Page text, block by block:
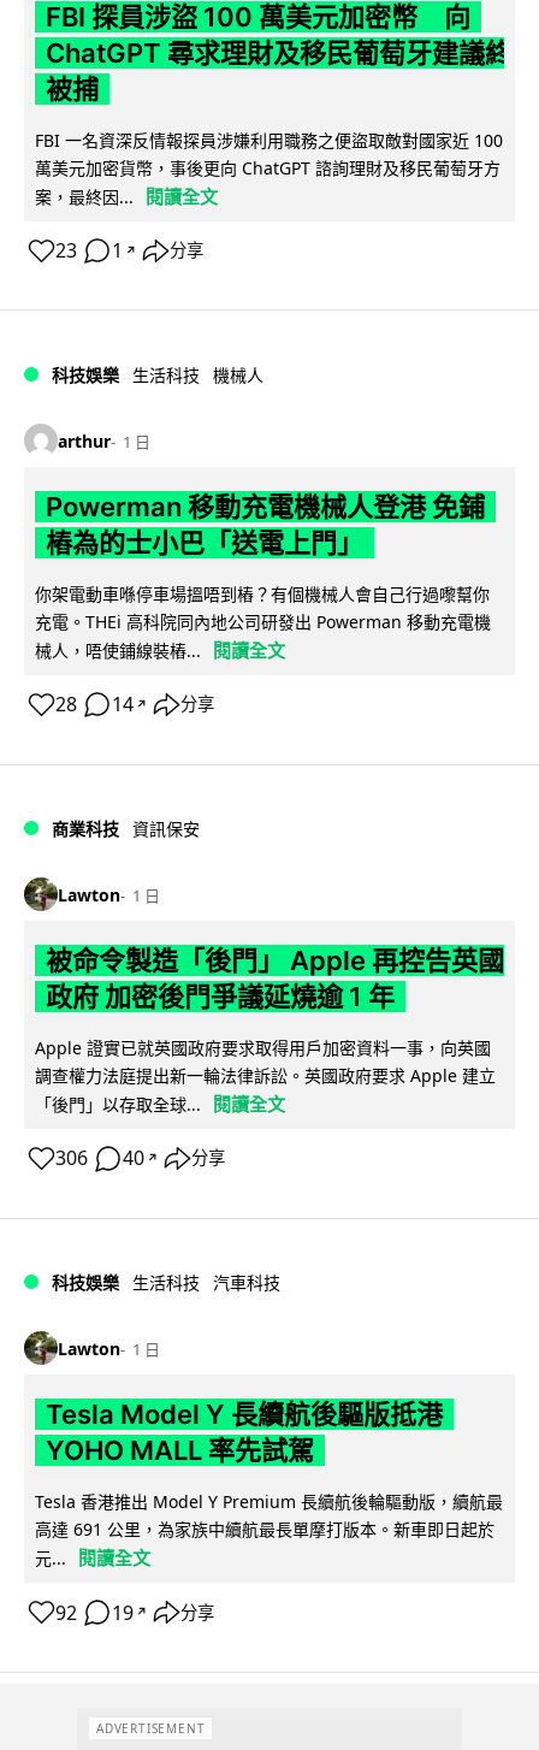
FBI 探員涉盜 100 萬美元加密幣 向
ChatGPT 尋求理財及移民葡萄牙建議終
被捕
FBI 一名資深反情報探員涉嫌利用職務之便盜取敵對國家近 100
萬美元加密貨幣，事後更向 ChatGPT 諮詢理財及移民葡萄牙方
案，最終因...
閱讀全文
23 1 ↗ 分享
科技娛樂 生活科技 機械人
arthur 1 日
Powerman 移動充電機械人登港 免鋪
樁為的士小巴「送電上門」
你架電動車喺停車場搵唔到樁？有個機械人會自己行過嚟幫你
充電。THEi 高科院同內地公司研發出 Powerman 移動充電機
械人，唔使鋪線裝樁...
閱讀全文
28 14 ↗ 分享
商業科技 資訊保安
Lawton 1 日
被命令製造「後門」 Apple 再控告英國
政府 加密後門爭議延燒逾 1 年
Apple 證實已就英國政府要求取得用戶加密資料一事，向英國
調查權力法庭提出新一輪法律訴訟。英國政府要求 Apple 建立
「後門」以存取全球...
閱讀全文
306 40 ↗ 分享
科技娛樂 生活科技 汽車科技
Lawton 1 日
Tesla Model Y 長續航後驅版抵港
YOHO MALL 率先試駕
Tesla 香港推出 Model Y Premium 長續航後輪驅動版，續航最
高達 691 公里，為家族中續航最長單摩打版本。新車即日起於
元...
閱讀全文
92 19 ↗ 分享
ADVERTISEMENT